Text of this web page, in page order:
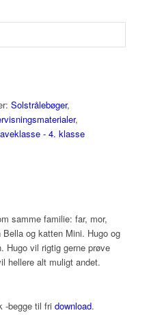
Solstrålebøger,
,
- 4. klasse
samme familie: far, mor,
og katten Mini. Hugo og
Hugo vil rigtig gerne prøve
hellere alt muligt andet.
begge til fri download.